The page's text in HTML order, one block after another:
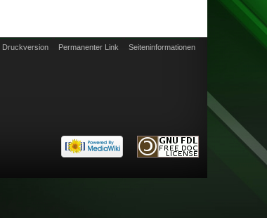
Druckversion Permanenter Link Seiten­informationen